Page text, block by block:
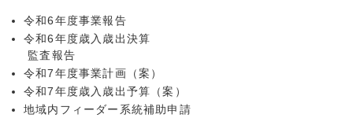
令和6年度事業報告
令和6年度歳入歳出決算
監査報告
令和7年度事業計画（案）
令和7年度歳入歳出予算（案）
地域内フィーダー系統補助申請